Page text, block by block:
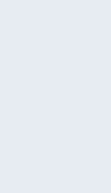
den
Sie